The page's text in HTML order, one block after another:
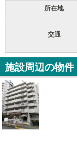
所在地
交通
施設周辺の物件